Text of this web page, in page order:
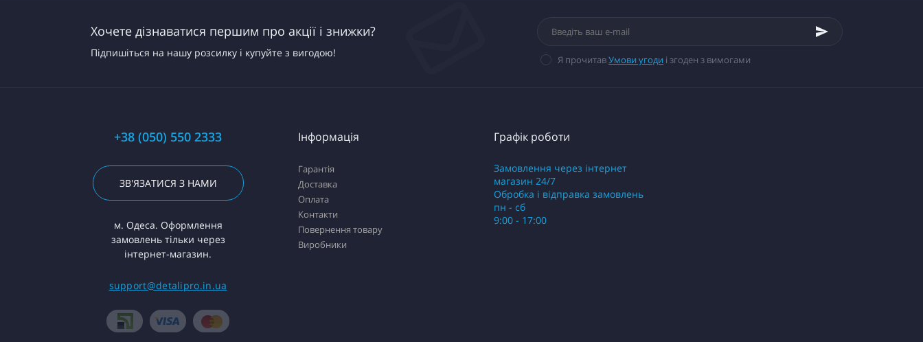
Хочете дізнаватися першим про акції і знижки?
Підпишіться на нашу розсилку і купуйте з вигодою!
Я прочитавУмови угоди і згоден з вимогами
+38 (050) 550 2333
ЗВ'ЯЗАТИСЯ З НАМИ
м. Одеса. Оформлення
замовлень тільки через
інтернет-магазин.
support@detalipro.in.ua
Інформація
Гарантія
Доставка
Оплата
Контакти
Повернення товару
Виробники
Графік роботи
Замовлення через інтернет
магазин 24/7
Обробка і відправка замовлень
пн - сб
9:00 - 17:00